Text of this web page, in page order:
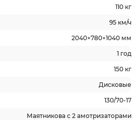
110 кг
95 км/ч
2040×780×1040 мм
1 год
150 кг
Дисковые
130/70-17
Маятникова с 2 амотризаторами